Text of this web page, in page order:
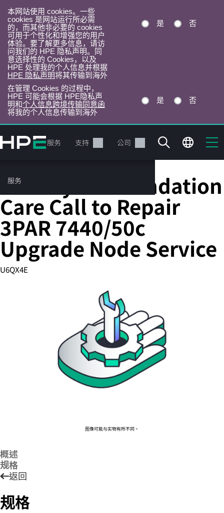
本网站使用 cookies。一些
cookies 是网站运行所必需
的，而其他非必要的 cookies
可用于个性化和增强您的用户
体验。要了解更多信息，请访
问我们的 HPE 隐私声明。同
意选择性的 Cookies，以及
HPE 处理我的个人信息并根据
HPE 隐私声明将其传输到海外
是 否
在管理 Cookies 的过程中，
HPE 可能会根据 HPE隐私声
明和个人信息跨境传输同意函
将我的个人信息传输到海外
是 否
转
到
目
录
产品 服务 支持 公司
服务
您的购物车目前是空的
前往 HPE 商店浏览、配置和订购。
立即购买
HPE 3 year Foundation
Care Call to Repair
3PAR 7440/50c
Upgrade Node Service
U6QX4E
图像可能与实物有所不同。
概述
规格
返回
规格